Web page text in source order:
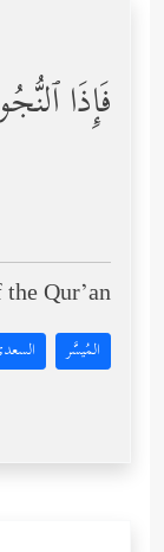
فَإِذَا
Qur’an:
المُيسَّر